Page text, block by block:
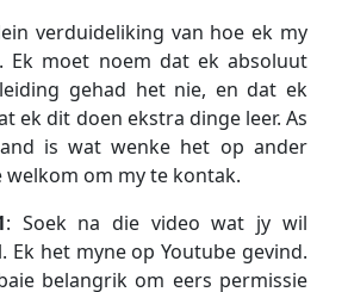
verduideliking van hoe ek my
Ek moet noem dat ek absoluut
gehad het nie, en dat ek
ek dit doen ekstra dinge leer. As
is wat wenke het op ander
welkom om my te kontak.
: Soek na die video wat jy wil
Ek het myne op Youtube gevind.
belangrik om eers permissie